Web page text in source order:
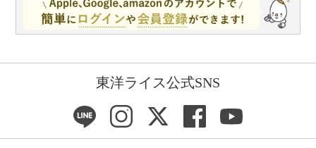
東洋ライス公式SNS